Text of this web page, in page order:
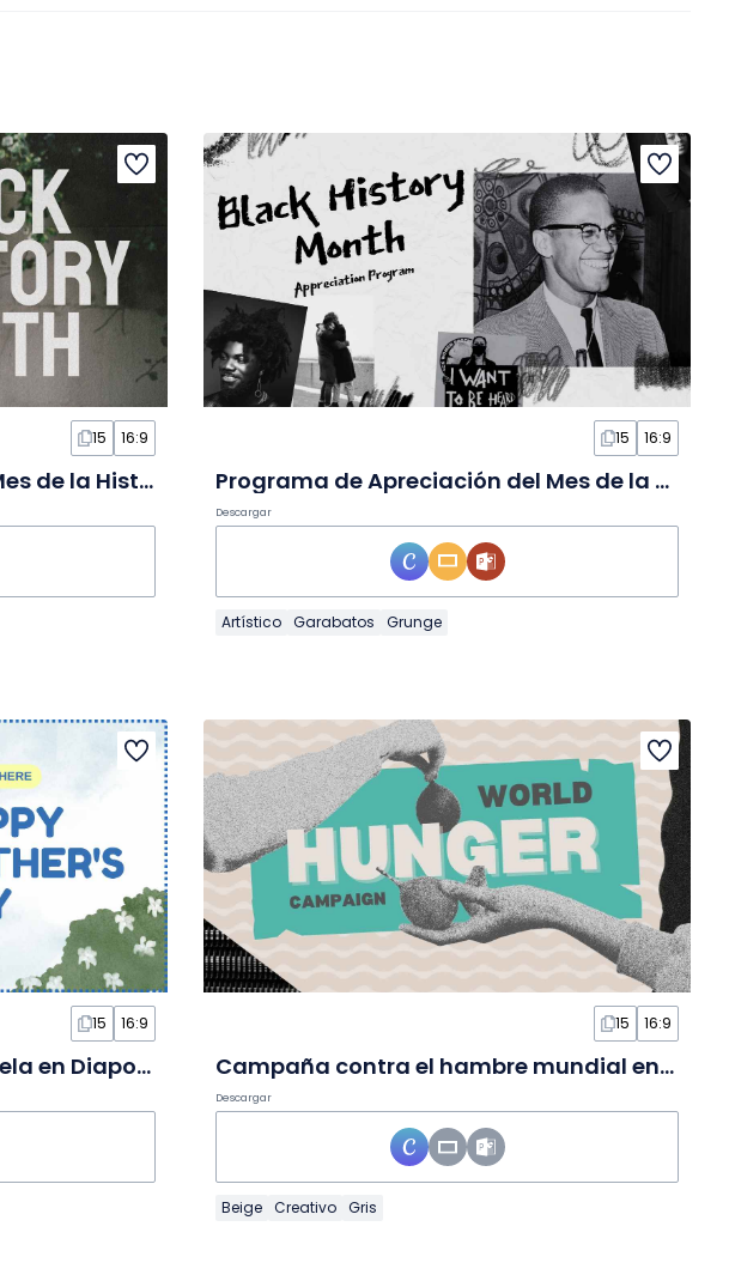
15 16:9
Fondo retro audaz para el Mes de la Historia Negra en Diapositivas
15 16:9
Programa de Apreciación del Mes de la Historia Negra Grunge en Diapositivas
Descargar
Artístico Garabatos Grunge
15 16:9
Feliz Día del Padre en Acuarela en Diapositivas
15 16:9
Campaña contra el hambre mundial en Diapositivas
Descargar
Beige Creativo Gris